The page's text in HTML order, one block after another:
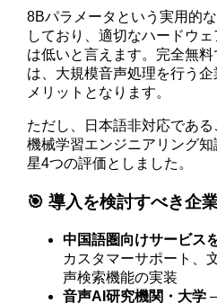
8Bパラメータという実用的
しており、適切なハードウ
は低いと言えます。完全無
は、大規模音声処理を行う
メリットとなります。
ただし、日本語非対応であ
機械学習エンジニアリング知
星4つの評価としました。
🎯 導入を検討すべき企
中国語圏向けサービス
カスタマーサポート、
声検索機能の実装
音声AI研究機関・大学